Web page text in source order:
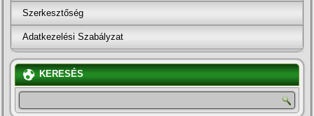
Szerkesztőség
Adatkezelési Szabályzat
KERESÉS